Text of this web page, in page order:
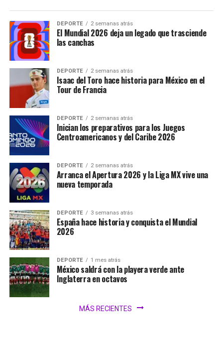
DEPORTE 2 semanas atrás
El Mundial 2026 deja un legado que trasciende
las canchas
DEPORTE 2 semanas atrás
Isaac del Toro hace historia para México en el
Tour de Francia
DEPORTE 2 semanas atrás
Inician los preparativos para los Juegos
Centroamericanos y del Caribe 2026
DEPORTE 2 semanas atrás
Arranca el Apertura 2026 y la Liga MX vive una
nueva temporada
DEPORTE 3 semanas atrás
España hace historia y conquista el Mundial
2026
DEPORTE 1 mes atrás
México saldrá con la playera verde ante
Inglaterra en octavos
MÁS RECIENTES